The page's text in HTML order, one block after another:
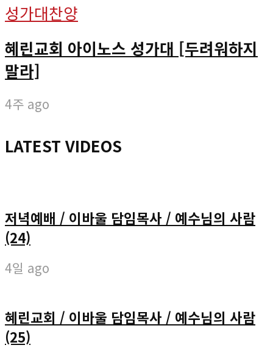
성가대찬양
혜린교회 아이노스 성가대 [두려워하지
말라]
4주 ago
LATEST VIDEOS
저녁예배 / 이바울 담임목사 / 예수님의 사람
(24)
4일 ago
혜린교회 / 이바울 담임목사 / 예수님의 사람
(25)